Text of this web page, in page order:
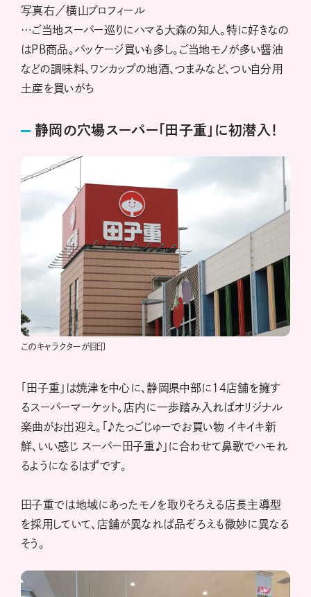
写真右／横山プロフィール
…ご当地スーパー巡りにハマる大森の知人。特に好きなの
はPB商品。パッケージ買いも多し。ご当地モノが多い醤油
などの調味料、ワンカップの地酒、つまみなど、つい自分用
土産を買いがち
静岡の穴場スーパー「田子重」に初潜入！
このキャラクターが目印
「田子重」は焼津を中心に、静岡県中部に14店舗を擁す
るスーパーマーケット。店内に一歩踏み入ればオリジナル
楽曲がお出迎え。「♪たっごじゅーでお買い物 イキイキ新
鮮、いい感じ スーパー田子重♪」に合わせて鼻歌でハモれ
るようになるはずです。
田子重では地域にあったモノを取りそろえる店長主導型
を採用していて、店舗が異なれば品ぞろえも微妙に異なる
そう。